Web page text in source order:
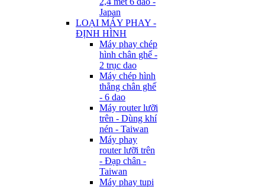
Japan
LOẠI MÁY PHAY -
ĐỊNH HÌNH
Máy phay chép
hình chân ghế -
2 trục dao
Máy chép hình
thẳng chân ghế
- 6 dao
Máy router lưỡi
trên - Dùng khí
nén - Taiwan
Máy phay
router lưỡi trên
- Đạp chân -
Taiwan
Máy phay tupi